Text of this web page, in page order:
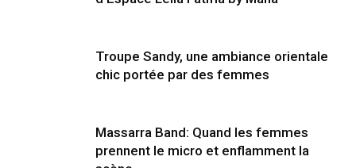
Troupe Sandy, une ambiance orientale
chic portée par des femmes
Massarra Band: Quand les femmes
prennent le micro et enflamment la